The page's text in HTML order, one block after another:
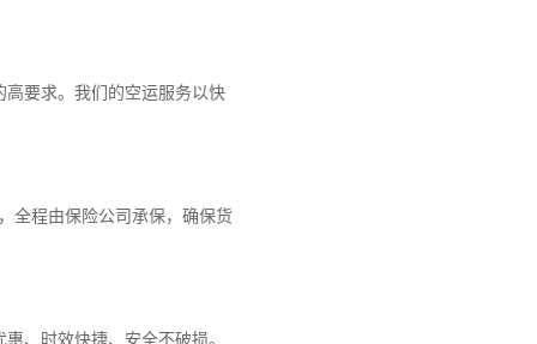
要求。我们的空运服务以快
全程由保险公司承保，确保货
、时效快捷、安全不破损。